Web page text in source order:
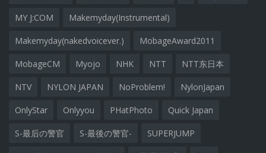
MY J:COM Makemyday(Instrumental)
Makemyday(nakedvoicever.) MobageAward2011
MobageCM Myojo NHK NTT NTT东日本
NTV NYLON JAPAN NoProblem! NylonJapan
OnlyStar Onlyyou PHatPhoto Quick Japan
S-最后の警官 S-最後の警官- SUPERJUMP